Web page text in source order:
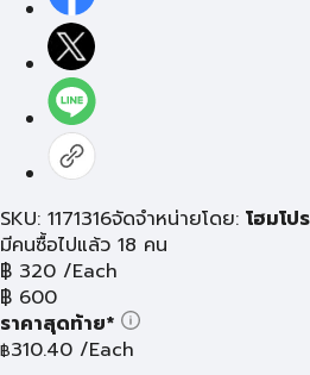
SKU: 1171316จัดจำหน่ายโดย: โฮมโปร
มีคนซื้อไปแล้ว 18 คน
฿ 320 /Each
฿ 600
ราคาสุดท้าย*
฿310.40 /Each